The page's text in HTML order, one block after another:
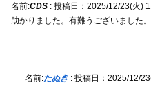
名前:CDS : 投稿日：2025/12/23(火)
助かりました。有難うございました。
名前:たぬき : 投稿日：2025/12/